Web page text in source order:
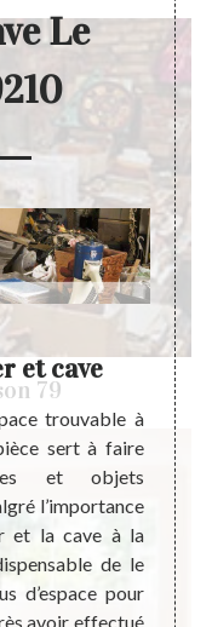
79
Le
et cave
trouvable à
sert à faire
et objets
l’importance
et la cave à la
de le
d’espace pour
avoir effectué
Pas
look